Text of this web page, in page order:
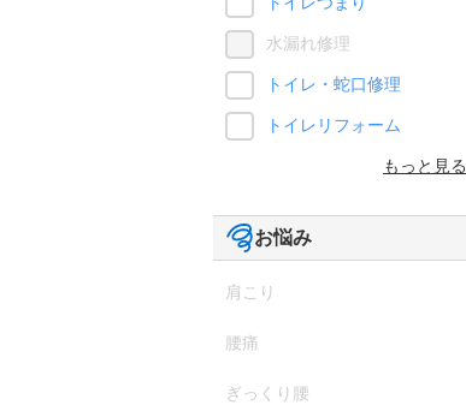
水漏れ修理
トイレ・蛇口修理
トイレリフォーム
もっと見る
お悩み
肩こり
腰痛
ぎっくり腰